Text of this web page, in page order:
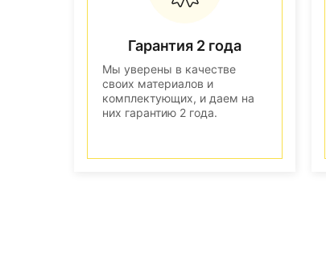
Гарантия 2 года
Мы уверены в качестве
своих материалов и
комплектующих, и даем на
них гарантию 2 года.